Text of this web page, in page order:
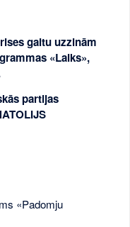
gaitu uzzinām
«Laiks»,
partijas
«Padomju